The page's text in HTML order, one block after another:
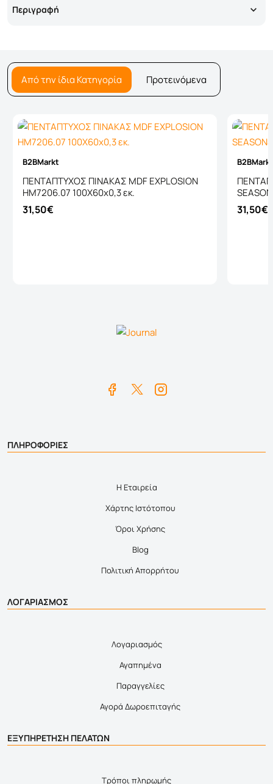
Περιγραφή
Από την ίδια Κατηγορία Προτεινόμενα
B2BMarkt
ΠΕΝΤΑΠΤΥΧΟΣ ΠΙΝΑΚΑΣ MDF EXPLOSION
HM7206.07 100X60x0,3 εκ.
31,50€ 31,50€
ΠΛΗΡΟΦΟΡΙΕΣ
Η Εταιρεία
Χάρτης Ιστότοπου
Όροι Χρήσης
Blog
Πολιτική Απορρήτου
ΛΟΓΑΡΙΑΣΜΟΣ
Λογαριασμός
Αγαπημένα
Παραγγελίες
Αγορά Δωροεπιταγής
ΕΞΥΠΗΡΕΤΗΣΗ ΠΕΛΑΤΩΝ
Τρόποι πληρωμής